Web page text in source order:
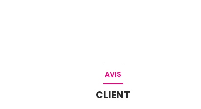
AVIS
CLIENT